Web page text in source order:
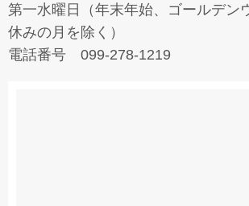
第一水曜日（年末年始、ゴールデン
休みの月を除く）
電話番号 099-278-1219